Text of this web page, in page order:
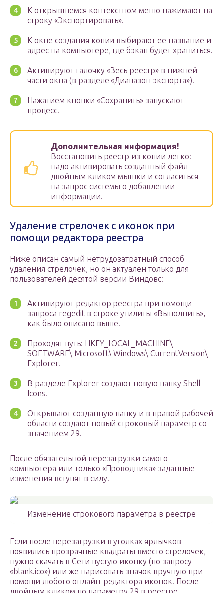
К открывшемся контекстном меню нажимают на
строку «Экспортировать».
К окне создания копии выбирают ее название и
адрес на компьютере, где бэкап будет храниться.
Активируют галочку «Весь реестр» в нижней
части окна (в разделе «Диапазон экспорта»).
Нажатием кнопки «Сохранить» запускают
процесс.
Дополнительная информация!
Восстановить реестр из копии легко:
надо активировать созданный файл
двойным кликом мышки и согласиться
на запрос системы о добавлении
информации.
Удаление стрелочек с иконок при
помощи редактора реестра
Ниже описан самый нетрудозатратный способ
удаления стрелочек, но он актуален только для
пользователей десятой версии Виндовс:
Активируют редактор реестра при помощи
запроса regedit в строке утилиты «Выполнить»,
как было описано выше.
Проходят путь: HKEY_LOCAL_MACHINE\
SOFTWARE\ Microsoft\ Windows\ CurrentVersion\
Explorer.
В разделе Explorer создают новую папку Shell
Icons.
Открывают созданную папку и в правой рабочей
области создают новый строковый параметр со
значением 29.
После обязательной перезагрузки самого
компьютера или только «Проводника» заданные
изменения вступят в силу.
Изменение строкового параметра в реестре
Если после перезагрузки в уголках ярлычков
появились прозрачные квадраты вместо стрелочек,
нужно скачать в Сети пустую иконку (по запросу
«blank.ico») или же нарисовать значок вручную при
помощи любого онлайн-редактора иконок. После
двойным кликом по параметру 29 в реестре